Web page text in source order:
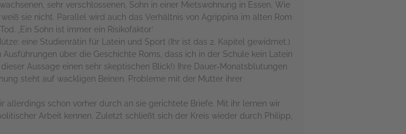
sehr verschlossenen, Sohn in einer Mietswohnung in Essen. Wie
sie nicht. Parallel wird auch das Verhältnis von Agrippina im alten Rom
‚Ein Sohn ist immer ein Risikofaktor‘
eine Studienrätin für Latein und Sport (Ihr ist das 2. Kapitel gewidmet.)
über die Geschichte Roms, dass ich in der Schule kein Latein
Aussage einen sehr skeptischen Blick!) Ihre Dauer-Monatsblutungen
steht auf wackligen Beinen. Probleme mit der Mutter ihrer
schon vorher durch an sie gerichtete Briefe. Mit ihr lernen wir
Arbeit kennen. Zuletzt schließt sich der Kreis wieder durch Philipp,